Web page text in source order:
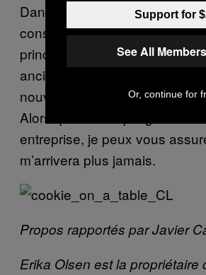
Dans ce milieu, vous
constamment. C’est l’une des
principales pour lesquelles j’ai
ancien boulot : il n’y avait plus
nouveau, d’intéressant ou
Alors qu’en tant que gérante
entreprise, je peux vous
m’arrivera plus jamais.
Propos rapportés par Javier
Erika Olsen est la propriétaire
Support for
See All
Or, continue for